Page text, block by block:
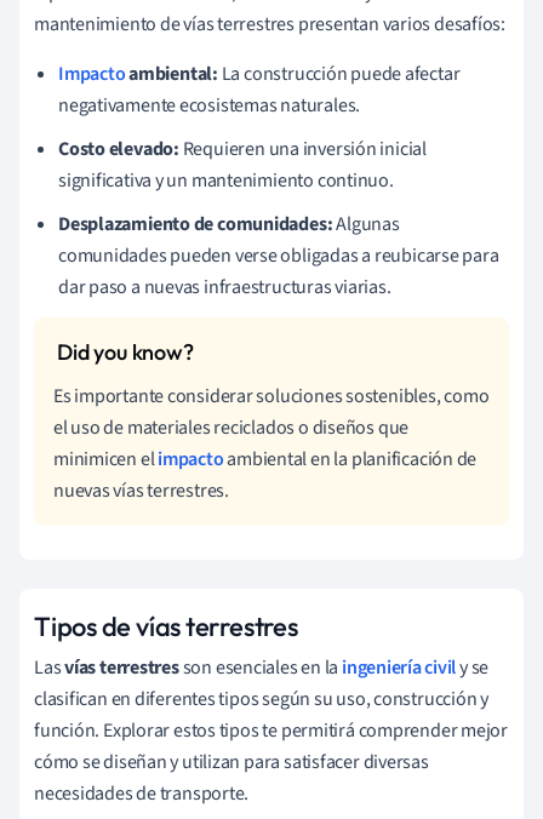
mantenimiento de vías terrestres presentan varios desafíos:
Impactoambiental: La construcción puede afectar
negativamente ecosistemas naturales.
Costo elevado: Requieren una inversión inicial
significativa y un mantenimiento continuo.
Desplazamiento de comunidades:Algunas
comunidades pueden verse obligadas a reubicarse para
dar paso a nuevas infraestructuras viarias.
Es importante considerar soluciones sostenibles, como
el uso de materiales reciclados o diseños que
minimicen elimpactoambiental en la planificación de
nuevas vías terrestres.
Tipos de vías terrestres
Lasvías terrestresson esenciales en la ingeniería civily se
clasifican en diferentes tipos según su uso, construcción y
función. Explorar estos tipos te permitirá comprender mejor
cómo se diseñan y utilizan para satisfacer diversas
necesidades de transporte.